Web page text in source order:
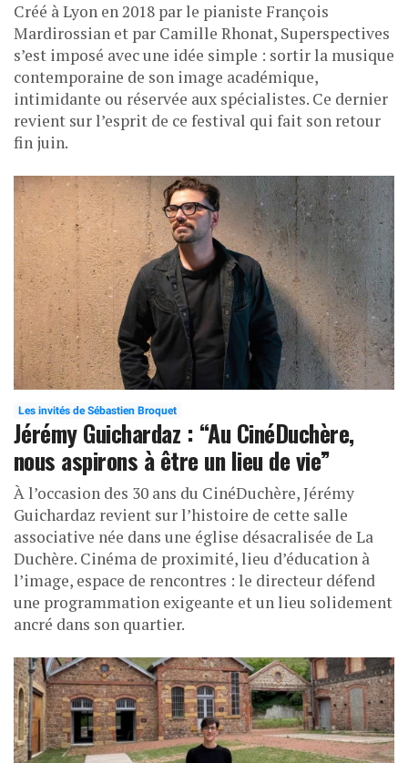
Créé à Lyon en 2018 par le pianiste François
Mardirossian et par Camille Rhonat, Superspectives
s’est imposé avec une idée simple : sortir la musique
contemporaine de son image académique,
intimidante ou réservée aux spécialistes. Ce dernier
revient sur l’esprit de ce festival qui fait son retour
fin juin.
Les invités de Sébastien Broquet
Jérémy Guichardaz : “Au CinéDuchère,
nous aspirons à être un lieu de vie”
À l’occasion des 30 ans du CinéDuchère, Jérémy
Guichardaz revient sur l’histoire de cette salle
associative née dans une église désacralisée de La
Duchère. Cinéma de proximité, lieu d’éducation à
l’image, espace de rencontres : le directeur défend
une programmation exigeante et un lieu solidement
ancré dans son quartier.